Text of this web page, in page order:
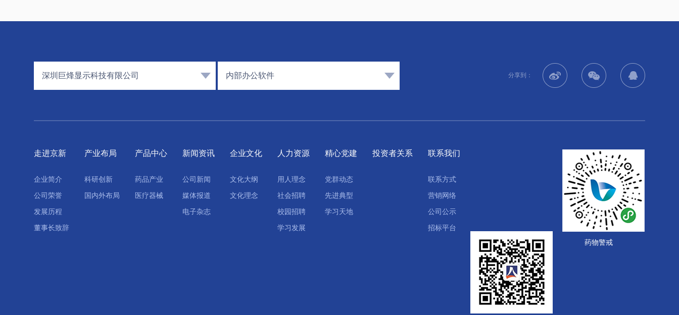
深圳巨烽显示科技有限公司 内部办公软件 分享到：
走进京新
企业简介
公司荣誉
发展历程
董事长致辞
产业布局
科研创新
国内外布局
产品中心
药品产业
医疗器械
新闻资讯
公司新闻
媒体报道
电子杂志
企业文化
文化大纲
文化理念
人力资源
用人理念
社会招聘
校园招聘
学习发展
精心党建
党群动态
先进典型
学习天地
投资者关系 联系我们
联系方式
营销网络
公司公示
招标平台
药物警戒